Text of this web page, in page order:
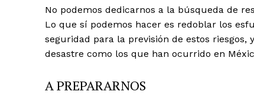
No podemos dedicarnos a la búsqueda de
Lo que sí podemos hacer es redoblar los
seguridad para la previsión de estos
desastre como los que han ocurrido en
A PREPARARNOS